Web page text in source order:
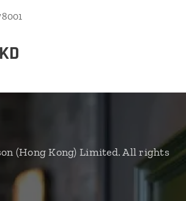
(Hong Kong) Limited. All rights